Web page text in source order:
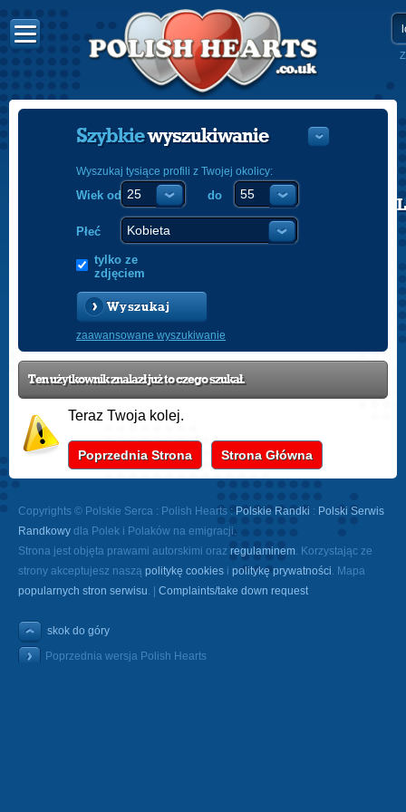
POLISH
Szybkiewyszukiwanie
Wyszukaj tysiące profili z Twojej okolicy:
Wiek od do
Płeć
tylko ze
zdjęciem
Wyszukaj
zaawansowane wyszukiwanie
Ten użytkownik znalazł już to czego szukał.
Teraz Twoja kolej.
Poprzednia Strona Strona Główna
Copyrights © Polskie Serca : Polish Hearts : Polskie Randki : Polski Serwis
Randkowy dla Polek i Polaków na emigracji.
Strona jest objęta prawami autorskimi oraz regulaminem. Korzystając ze
strony akceptujesz naszą politykę cookies i politykę prywatności. Mapa
popularnych stron serwisu. | Complaints/take down request
skok do góry
Poprzednia wersja Polish Hearts